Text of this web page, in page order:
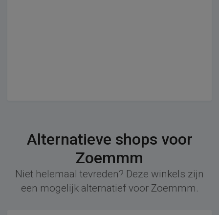
Alternatieve shops voor
Zoemmm
Niet helemaal tevreden? Deze winkels zijn
een mogelijk alternatief voor Zoemmm.